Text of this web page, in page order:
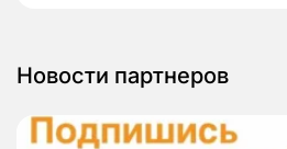
Новости партнеров